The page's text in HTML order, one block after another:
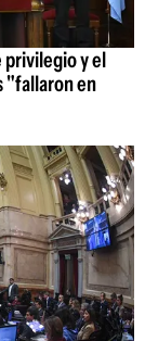
privilegio y el
"fallaron en